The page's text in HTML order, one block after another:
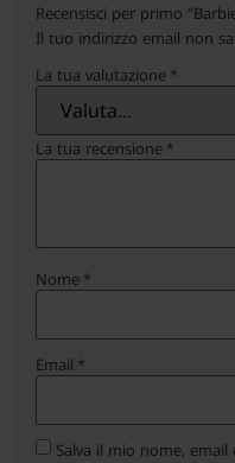
Recensisci per primo
Il tuo indirizzo email non
La tua valutazione *
La tua recensione *
Nome *
Email *
Salva il mio nome,